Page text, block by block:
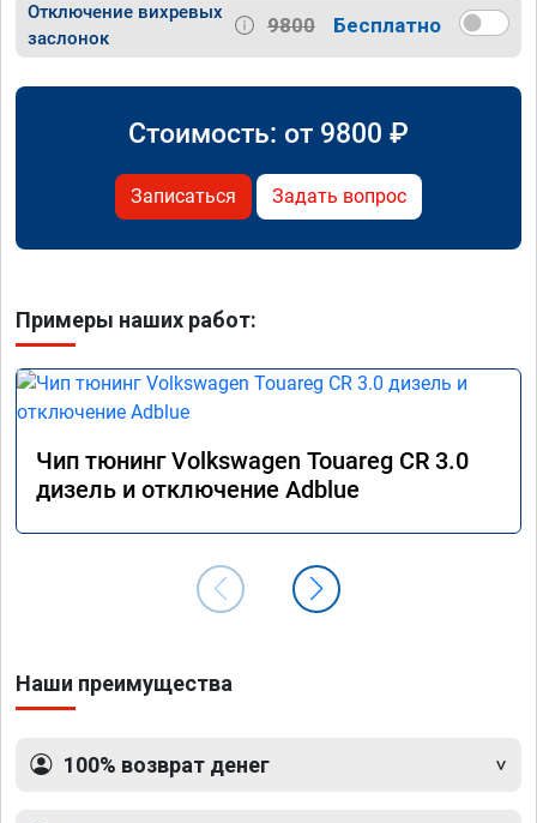
Отключение вихревых
заслонок
9800 Бесплатно
Стоимость: от 9800 ₽
Записаться Задать вопрос
Примеры наших работ:
Чип тюнинг Volkswagen Touareg CR 3.0
дизель и отключение Adblue
Наши преимущества
100% возврат денег